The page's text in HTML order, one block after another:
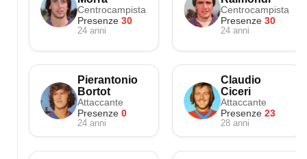
Centrocampista
Presenze 30
24 anni
Centrocampista
Presenze30
24 anni
Pierantonio
Bortot
Attaccante
Presenze 0
24 anni
Claudio
Ciceri
Attaccante
Presenze23
28 anni